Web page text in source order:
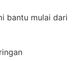
bantu mulai dari